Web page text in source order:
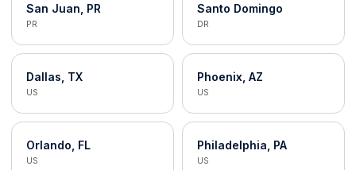
San Juan, PR
PR
Santo Domingo
DR
Dallas, TX
US
Phoenix, AZ
US
Orlando, FL
US
Philadelphia, PA
US